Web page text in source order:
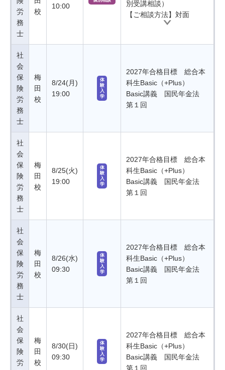
労
務
士
校
10:00
別受講相談）
【ご相談方法】対面
社
会
保
険
労
務
士
梅
田
校
8/24(月)
19:00
体
験
入
学
2027年合格目標 総合本
科生Basic（+Plus）
Basic講義 国民年金法
第１回
社
会
保
険
労
務
士
梅
田
校
8/25(火)
19:00
体
験
入
学
2027年合格目標 総合本
科生Basic（+Plus）
Basic講義 国民年金法
第１回
社
会
保
険
労
務
士
梅
田
校
8/26(水)
09:30
体
験
入
学
2027年合格目標 総合本
科生Basic（+Plus）
Basic講義 国民年金法
第１回
社
会
保
険
労
梅
田
校
8/30(日)
09:30
体
験
入
学
2027年合格目標 総合本
科生Basic（+Plus）
Basic講義 国民年金法
第１回